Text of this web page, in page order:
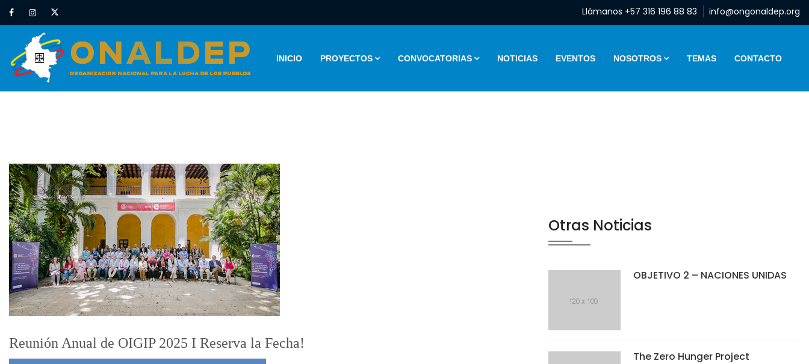
Llámanos +57 316 196 88 83 info@ongonaldep.org
INICIO PROYECTOS CONVOCATORIAS NOTICIAS EVENTOS NOSOTROS TEMAS CONTACTO
Reunión Anual de OIGIP 2025 I Reserva la Fecha!
Otras Noticias
OBJETIVO 2 – NACIONES UNIDAS
The Zero Hunger Project